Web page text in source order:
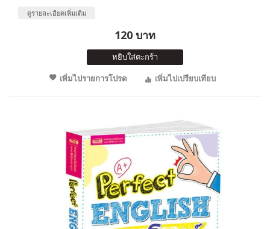
ดูรายละเอียดเพิ่มเติม
120 บาท
หยิบใส่ตะกร้า
เพิ่มไปรายการโปรด
เพิ่มไปเปรียบเทียบ